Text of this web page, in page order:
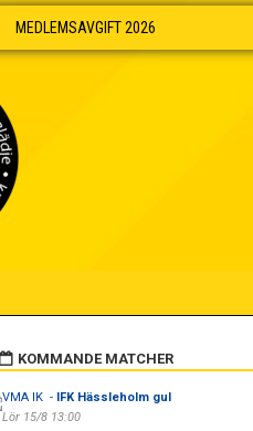
MEDLEMSAVGIFT 2026
KOMMANDE MATCHER
VMA IK - IFK Hässleholm gul
Lör 15/8 13:00